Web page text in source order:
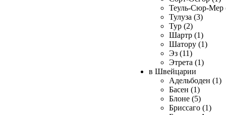
Теуль-Сюр-Мер
Тулуза (3)
Тур (2)
Шартр (1)
Шатору (1)
Эз (11)
Этрета (1)
в Швейцарии
Адельбоден (1)
Басен (1)
Блоне (5)
Бриссаго (1)